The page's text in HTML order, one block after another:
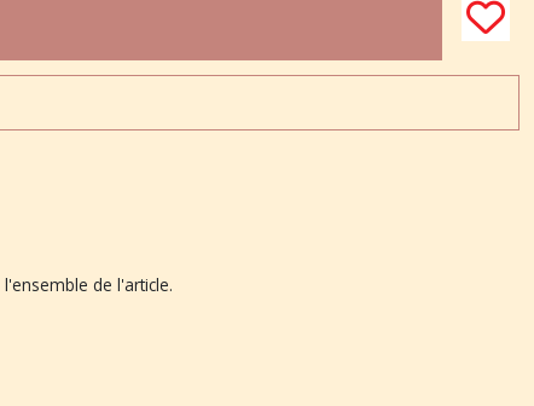
de l'article.